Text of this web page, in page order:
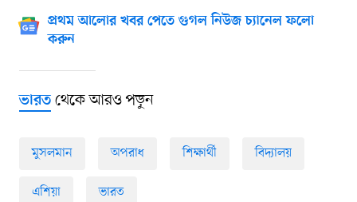
প্রথম আলোর খবর পেতে গুগল নিউজ চ্যানেল ফলো
করুন
ভারতথেকে আরও পড়ুন
মুসলমান অপরাধ শিক্ষার্থী বিদ্যালয়
এশিয়া ভারত